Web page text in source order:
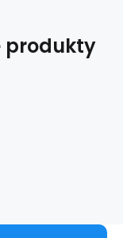
produkty